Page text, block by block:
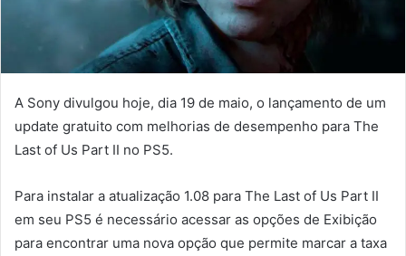
A Sony divulgou hoje, dia 19 de maio, o lançamento de um
update gratuito com melhorias de desempenho para The
Last of Us Part II no PS5.
Para instalar a atualização 1.08 para The Last of Us Part II
em seu PS5 é necessário acessar as opções de Exibição
para encontrar uma nova opção que permite marcar a taxa